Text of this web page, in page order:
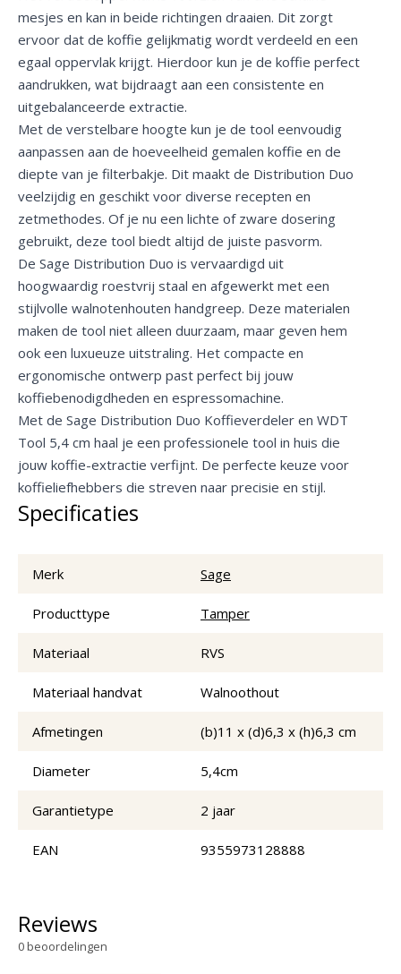
mesjes en kan in beide richtingen draaien. Dit zorgt
ervoor dat de koffie gelijkmatig wordt verdeeld en een
egaal oppervlak krijgt. Hierdoor kun je de koffie perfect
aandrukken, wat bijdraagt aan een consistente en
uitgebalanceerde extractie.
Met de verstelbare hoogte kun je de tool eenvoudig
aanpassen aan de hoeveelheid gemalen koffie en de
diepte van je filterbakje. Dit maakt de Distribution Duo
veelzijdig en geschikt voor diverse recepten en
zetmethodes. Of je nu een lichte of zware dosering
gebruikt, deze tool biedt altijd de juiste pasvorm.
De Sage Distribution Duo is vervaardigd uit
hoogwaardig roestvrij staal en afgewerkt met een
stijlvolle walnotenhouten handgreep. Deze materialen
maken de tool niet alleen duurzaam, maar geven hem
ook een luxueuze uitstraling. Het compacte en
ergonomische ontwerp past perfect bij jouw
koffiebenodigdheden en espressomachine.
Met de Sage Distribution Duo Koffieverdeler en WDT
Tool 5,4 cm haal je een professionele tool in huis die
jouw koffie-extractie verfijnt. De perfecte keuze voor
koffieliefhebbers die streven naar precisie en stijl.
Specificaties
Merk Sage
Producttype Tamper
Materiaal RVS
Materiaal handvat Walnoothout
Afmetingen (b)11 x (d)6,3 x (h)6,3 cm
Diameter 5,4cm
Garantietype 2 jaar
EAN 9355973128888
Reviews
0beoordelingen